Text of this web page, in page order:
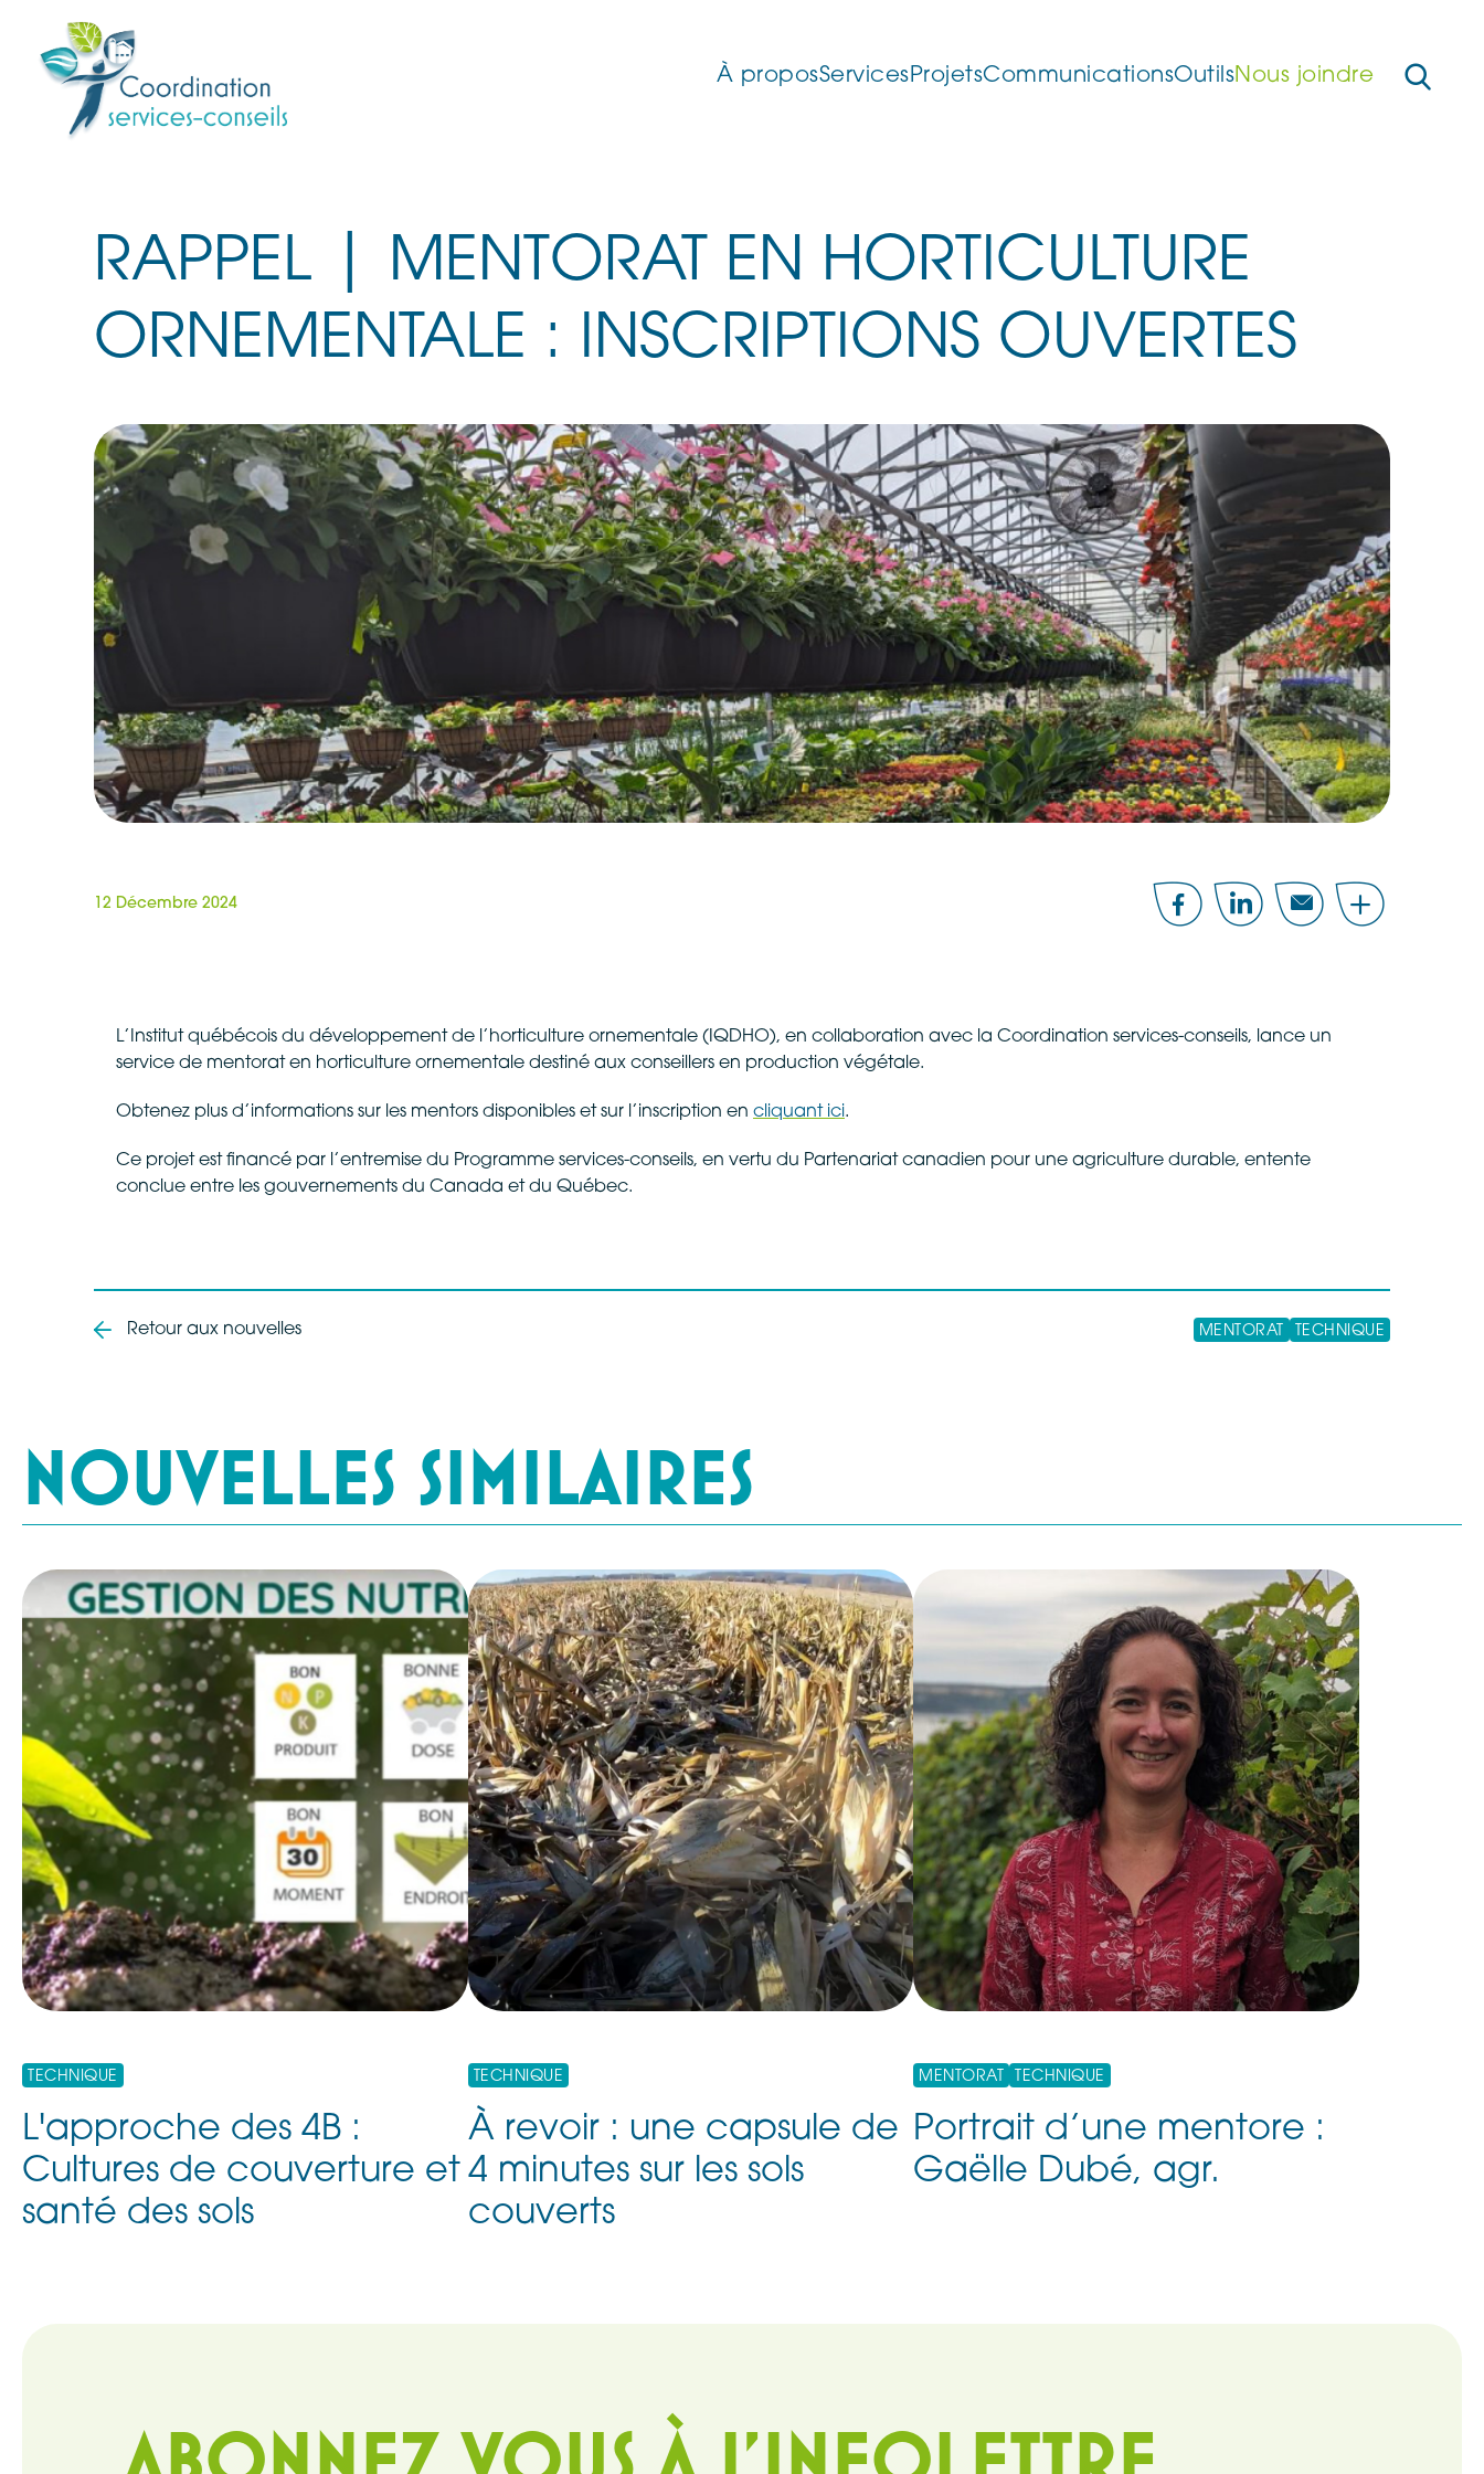
À proposServicesProjetsCommunicationsOutilsNous joindre
RAPPEL | MENTORAT EN HORTICULTURE
ORNEMENTALE : INSCRIPTIONS OUVERTES
12 Décembre 2024 FacebookLinkedInEmail Share
L’Institut québécois du développement de l’horticulture ornementale (IQDHO), en collaboration avec la Coordination services-conseils, lance un
service de mentorat en horticulture ornementale destiné aux conseillers en production végétale.
Obtenez plus d’informations sur les mentors disponibles et sur l’inscription en cliquant ici.
Ce projet est financé par l’entremise du Programme services-conseils, en vertu du Partenariat canadien pour une agriculture durable, entente
conclue entre les gouvernements du Canada et du Québec.
Retour aux nouvelles MENTORAT TECHNIQUE
NOUVELLES SIMILAIRES
TECHNIQUE
L'approche des 4B :
Cultures de couverture et
santé des sols
TECHNIQUE
À revoir : une capsule de
4 minutes sur les sols
couverts
MENTORAT TECHNIQUE
Portrait d’une mentore :
Gaëlle Dubé, agr.